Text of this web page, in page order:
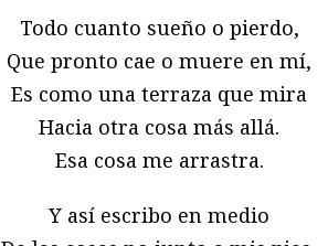
Todo cuanto sueño o pierdo,
Que pronto cae o muere en mí,
Es como una terraza que mira
Hacia otra cosa más allá.
Esa cosa me arrastra.
Y así escribo en medio